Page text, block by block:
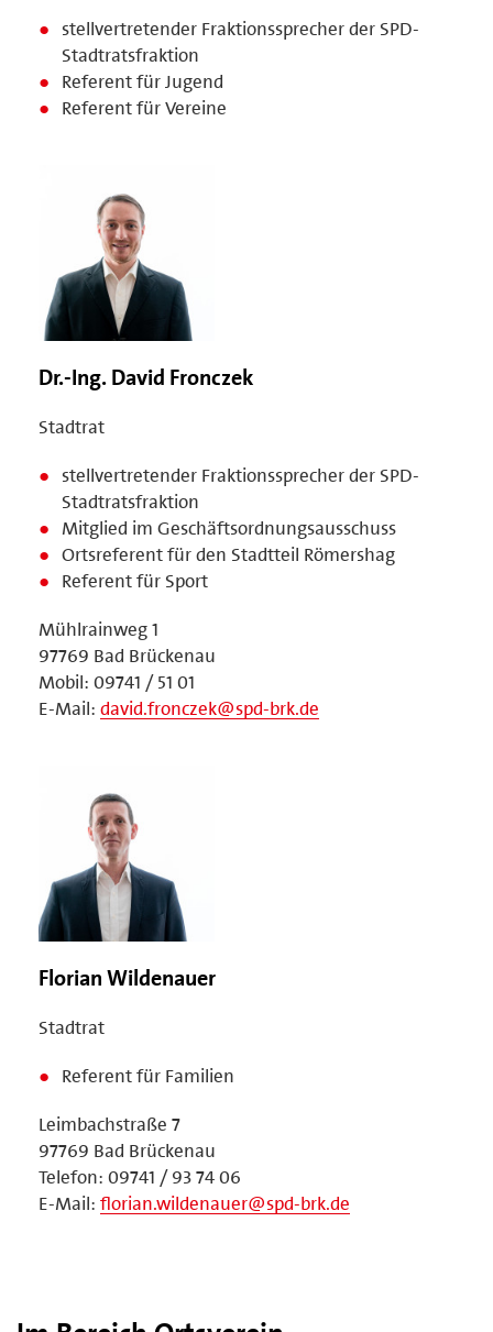
stellvertretender Fraktionssprecher der SPD-
Stadtratsfraktion
Referent für Jugend
Referent für Vereine
Dr.-Ing. David Fronczek
Stadtrat
stellvertretender Fraktionssprecher der SPD-
Stadtratsfraktion
Mitglied im Geschäftsordnungsausschuss
Ortsreferent für den Stadtteil Römershag
Referent für Sport
Mühlrainweg 1
97769 Bad Brückenau
Mobil: 09741 / 51 01
E-Mail: david.fronczek@spd-brk.de
Florian Wildenauer
Stadtrat
Referent für Familien
Leimbachstraße 7
97769 Bad Brückenau
Telefon: 09741 / 93 74 06
E-Mail: florian.wildenauer@spd-brk.de